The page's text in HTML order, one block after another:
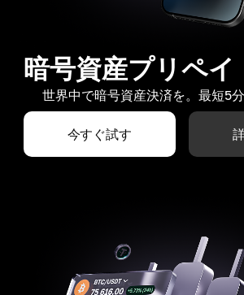
暗号資産プリペイ
世界中で暗号資産決済を。最短5
今すぐ試す